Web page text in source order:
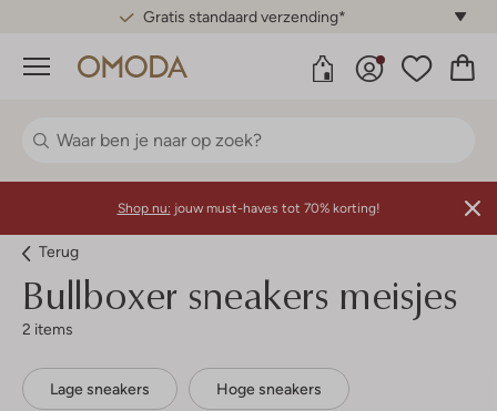
Gratis standaard verzending*
Menu
Shop nu: jouw must-haves tot 70% korting!
Terug
Bullboxer sneakers meisjes
2 items
Lage sneakers Hoge sneakers